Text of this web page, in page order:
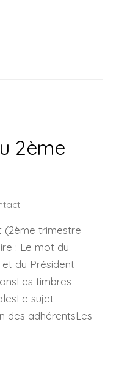
2ème
(2ème trimestre
: Le mot du
du Président
timbres
sujet
des adhérentsLes